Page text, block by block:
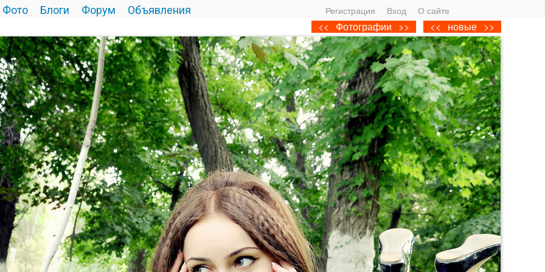
Фото Блоги Форум Объявления Регистрация Вход О сайте
<< новые >>
<< Фотографии >>